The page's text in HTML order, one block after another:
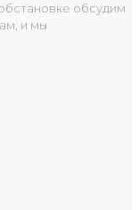
обсудим
и мы